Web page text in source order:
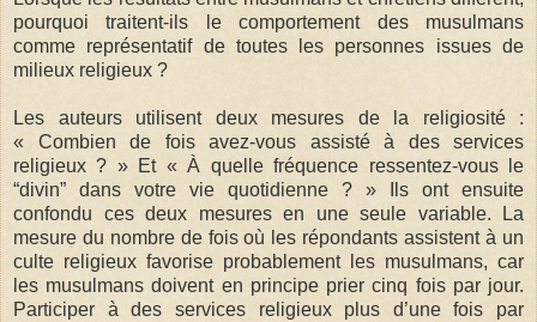
pourquoi traitent-ils le comportement des musulmans
comme représentatif de toutes les personnes issues de
milieux religieux ?
Les auteurs utilisent deux mesures de la religiosité :
« Combien de fois avez-vous assisté à des services
religieux ? » Et « À quelle fréquence ressentez-vous le
“divin” dans votre vie quotidienne ? » Ils ont ensuite
confondu ces deux mesures en une seule variable. La
mesure du nombre de fois où les répondants assistent à un
culte religieux favorise probablement les musulmans, car
les musulmans doivent en principe prier cinq fois par jour.
Participer à des services religieux plus d’une fois par